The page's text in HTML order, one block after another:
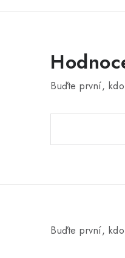
Buďte první,
Buďte první,